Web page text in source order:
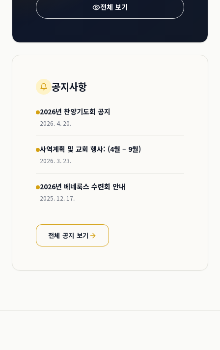
전체 보기
공지사항
2026년 찬양기도회 공지
2026. 4. 20.
사역계획 및 교회 행사: (4월 – 9월)
2026. 3. 23.
2026년 베네룩스 수련회 안내
2025. 12. 17.
전체 공지 보기